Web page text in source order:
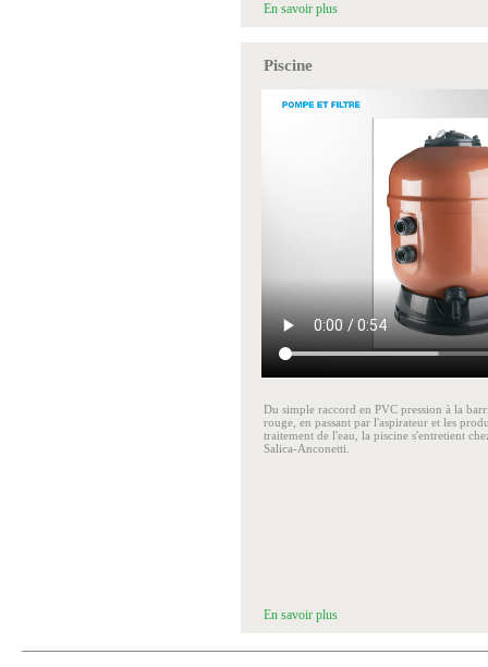
En savoir plus
Piscine
Du simple raccord en PVC pression à la
rouge, en passant par l'aspirateur et les
traitement de l'eau, la piscine s'entretient
Salica-Anconetti.
En savoir plus